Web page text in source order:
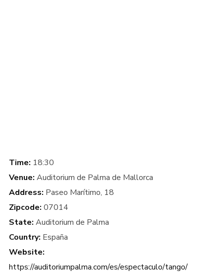
I need to register
Time: 18:30
Venue: Auditorium de Palma de Mallorca
Address: Paseo Marítimo, 18
Zipcode: 07014
State: Auditorium de Palma
Country: España
Website:
https://auditoriumpalma.com/es/espectaculo/tango/